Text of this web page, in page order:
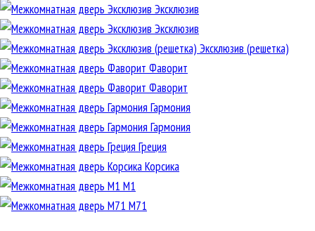
Эксклюзив
Эксклюзив
Эксклюзив (решетка)
Фаворит
Фаворит
Гармония
Гармония
Греция
Корсика
М1
М71